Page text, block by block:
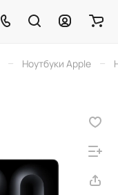
– Ноутбуки Apple –